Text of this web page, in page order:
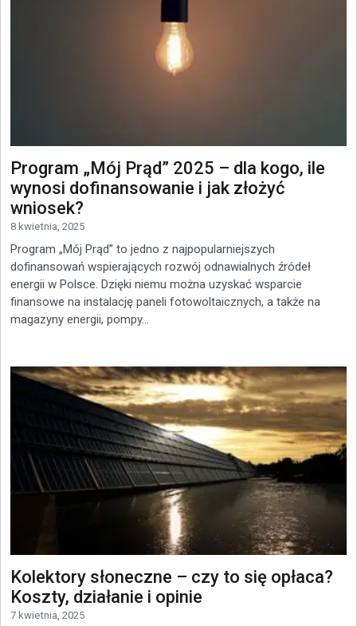
Program „Mój Prąd” 2025 – dla kogo, ile
wynosi dofinansowanie i jak złożyć
wniosek?
8 kwietnia, 2025
Program „Mój Prąd” to jedno z najpopularniejszych
dofinansowań wspierających rozwój odnawialnych źródeł
energii w Polsce. Dzięki niemu można uzyskać wsparcie
finansowe na instalację paneli fotowoltaicznych, a także na
magazyny energii, pompy...
Kolektory słoneczne – czy to się opłaca?
Koszty, działanie i opinie
7 kwietnia, 2025